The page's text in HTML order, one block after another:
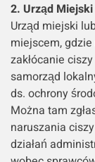
2. Urząd Miejski
Urząd miejski
miejscem,
zakłócanie
samorząd
ds. ochrony
Można tam
naruszania
działań